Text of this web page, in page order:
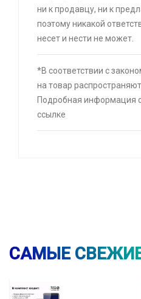
системой Пэй (макс.
индивидуально,
всех)
🔥 0 руб. |КУПИТЬ
⚡ Газ для портативных
ЕРМАК с цанговым
⚡ [PC] Kiki
ни к продавцу, ни к
поэтому никакой
несет и нести не может.
*В соответствии с
на товар
Подробная информация
ссылке
САМЫЕ